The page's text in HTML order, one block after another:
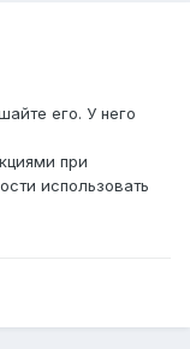
его. У него
при
использовать